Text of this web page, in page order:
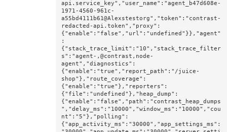
api.service_key","user_name":"agent_b47d608e-
1971-4560-961c-
a55bd4111b61@Alexstestorg","token":"contrast-
redacted-api.token","proxy":
{"enable":"false","url":"undefined"}},"agent"
:
{"stack_trace_limit":"10","stack_trace_filter
s":"agent-,@contrast,node-
agent","diagnostics":
{"enable":"true","report_path":"/juice-
shop"},"route_coverage":
{"enable":"true"},"reporters":
{"file":"undefined"},"heap_dump":
{"enable":"false","path":"contrast_heap_dumps
","delay_ms":"10000","window_ms":"10000","cou
nt":"5"},"polling":
{"app_activity_ms":"30000","app_settings_ms":